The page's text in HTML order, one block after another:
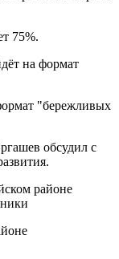
75%.
"бережливых
обсудил с